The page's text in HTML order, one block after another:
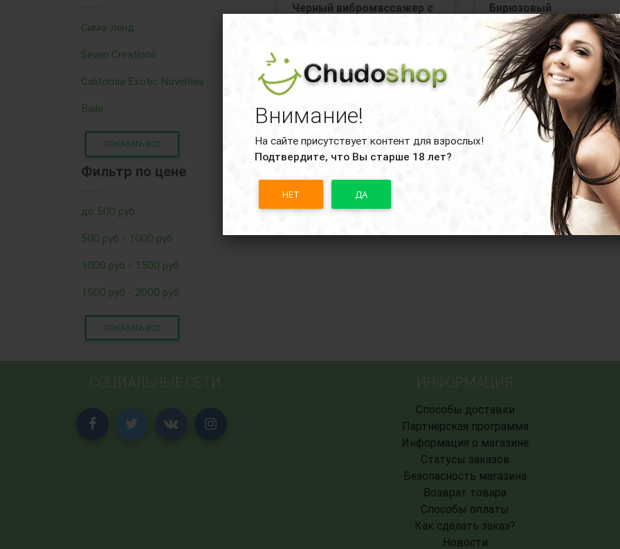
Внимание!
На сайте присутствует контент для взрослых!
Подтвердите, что Вы старше 18 лет?
НЕТ ДА
Сима-ленд
Seven Creations
California Exotic Novelties
Baile
ПОКАЗАТЬ ВСЕ
Фильтр по цене
до 500 руб
500 руб - 1000 руб
1000 руб - 1500 руб
1500 руб - 2000 руб
ПОКАЗАТЬ ВСЕ
Черный вибромассажер с
Доступные варианты:
черный
Бирюзовый
вибромассажер с
клиторальным
стимулятором Soraya
22 см.
Доступные варианты:
бирюзовый
нет в
СОЦИАЛЬНЫЕ СЕТИ ИНФОРМАЦИЯ
Способы доставки
Партнёрская программа
Информация о магазине
Статусы заказов
Безопасность магазина
Возврат товара
Способы оплаты
Как сделать заказ?
Новости